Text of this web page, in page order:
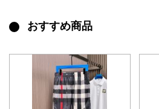
おすすめ商品